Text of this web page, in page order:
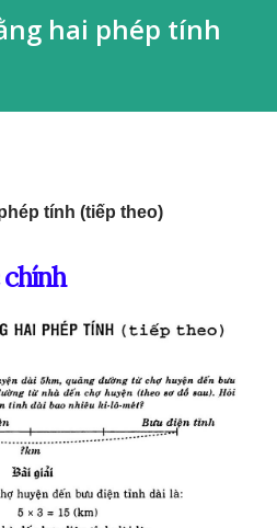
hai phép tính
tính (tiếp theo)